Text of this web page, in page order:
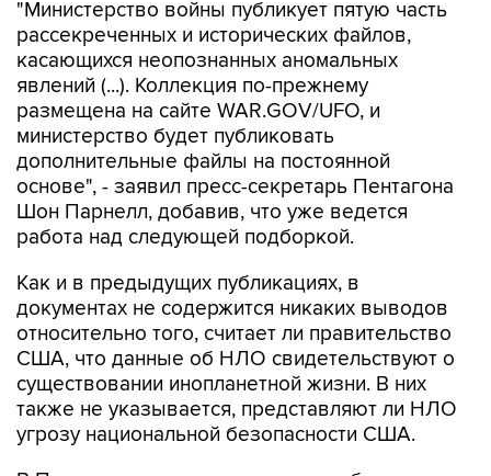
касающихся неопознанных аномальных
явлений (...). Коллекция по-прежнему
размещена на сайте WAR.GOV/UFO, и
министерство будет публиковать
дополнительные файлы на постоянной
основе", - заявил пресс-секретарь Пентагона
Шон Парнелл, добавив, что уже ведется
работа над следующей подборкой.
Как и в предыдущих публикациях, в
относительно того, считает ли правительство
США, что данные об НЛО свидетельствуют о
существовании инопланетной жизни. В них
также не указывается, представляют ли НЛО
угрозу национальной безопасности США.
В Пентагоне подчеркивают, что публикация